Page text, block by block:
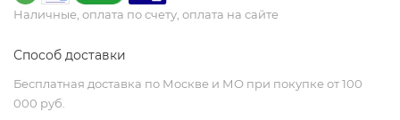
Наличные, оплата по счету, оплата на сайте
Способ доставки
Бесплатная доставка по Москве и МО при покупке от 100
000 руб.